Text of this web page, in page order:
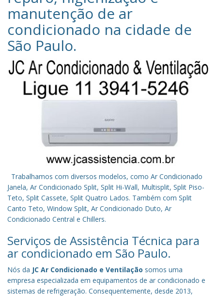
manutenção de ar
condicionado na cidade de
São Paulo.
Trabalhamos com diversos modelos, como Ar Condicionado
Janela, Ar Condicionado Split, Split Hi-Wall, Multisplit, Split Piso-
Teto, Split Cassete, Split Quatro Lados. Também com Split
Canto Teto, Window Split, Ar Condicionado Duto, Ar
Condicionado Central e Chillers.
Serviços de Assistência Técnica para
ar condicionado em São Paulo.
Nós da JC Ar Condicionado e Ventilação somos uma
empresa especializada em equipamentos de ar condicionado e
sistemas de refrigeração. Consequentemente, desde 2013,